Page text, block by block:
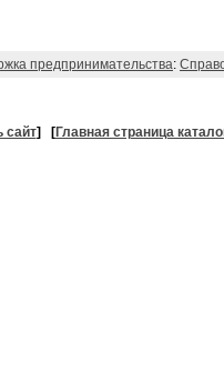
предпринимательства:
сайт] [Главная страница